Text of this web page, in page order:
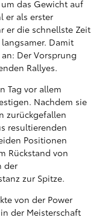
das Gewicht auf
er als erster
er die schnellste Zeit
Damit
Der Vorsprung
Rallyes.
Tag vor allem
Nachdem sie
zurückgefallen
resultierenden
Positionen
Rückstand von
der
zur Spitze.
von der Power
der Meisterschaft